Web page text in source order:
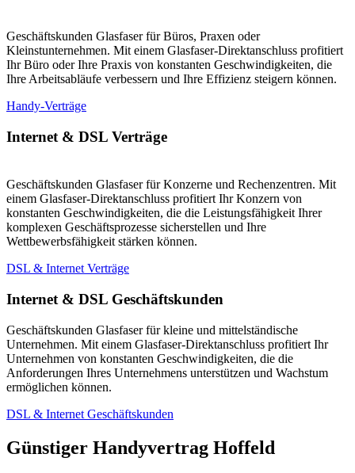
Geschäftskunden Glasfaser für Büros, Praxen oder
Kleinstunternehmen. Mit einem Glasfaser-Direktanschluss profitiert
Ihr Büro oder Ihre Praxis von konstanten Geschwindigkeiten, die
Ihre Arbeitsabläufe verbessern und Ihre Effizienz steigern können.
Handy-Verträge
Internet & DSL Verträge
Geschäftskunden Glasfaser für Konzerne und Rechenzentren. Mit
einem Glasfaser-Direktanschluss profitiert Ihr Konzern von
konstanten Geschwindigkeiten, die die Leistungsfähigkeit Ihrer
komplexen Geschäftsprozesse sicherstellen und Ihre
Wettbewerbsfähigkeit stärken können.
DSL & Internet Verträge
Internet & DSL Geschäftskunden
Geschäftskunden Glasfaser für kleine und mittelständische
Unternehmen. Mit einem Glasfaser-Direktanschluss profitiert Ihr
Unternehmen von konstanten Geschwindigkeiten, die die
Anforderungen Ihres Unternehmens unterstützen und Wachstum
ermöglichen können.
DSL & Internet Geschäftskunden
Günstiger Handyvertrag Hoffeld